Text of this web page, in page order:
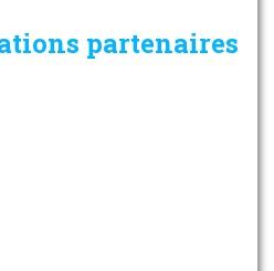
partenaires